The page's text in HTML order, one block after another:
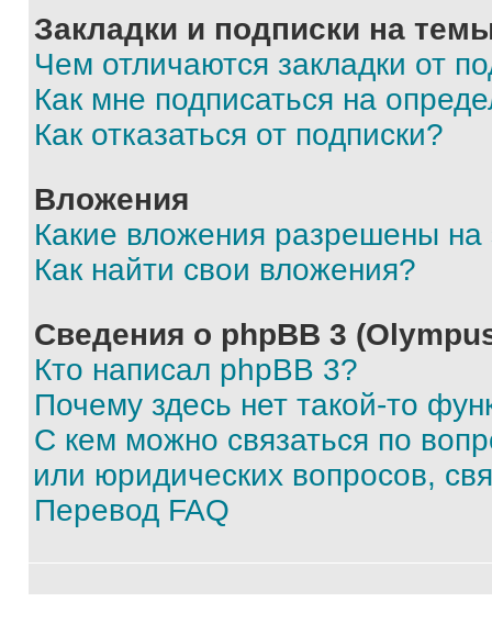
Закладки и подписки на
Чем отличаются закладки от
Как мне подписаться на
Как отказаться от подписки?
Вложения
Какие вложения разрешены
Как найти свои вложения?
Сведения о phpBB 3
Кто написал phpBB 3?
Почему здесь нет такой-то
С кем можно связаться по
или юридических вопросов,
Перевод FAQ